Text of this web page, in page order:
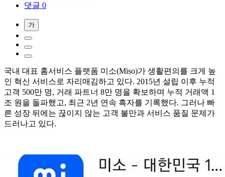
댓글 0
가
국내 대표 홈서비스 플랫폼 미소(Miso)가 생활편의를 크게 높
인 혁신 서비스로 자리매김하고 있다. 2015년 설립 이후 누적
고객 500만 명, 거래 파트너 8만 명을 확보하며 누적 거래액 1
조 원을 돌파했고, 최근 2년 연속 흑자를 기록했다. 그러나 빠
른 성장 뒤에는 끊이지 않는 고객 불만과 서비스 품질 문제가
드러나고 있다.